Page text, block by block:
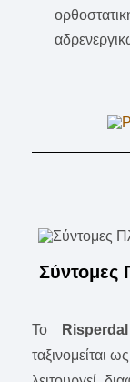
Σύντομες
Το Risperdal
ταξινομείται